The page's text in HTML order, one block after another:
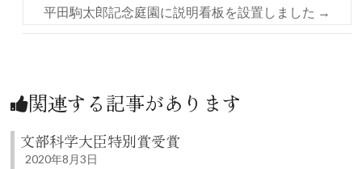
平田駒太郎記念庭園に説明看板を設置しました →
関連する記事があります
文部科学大臣特別賞受賞
2020年8月3日